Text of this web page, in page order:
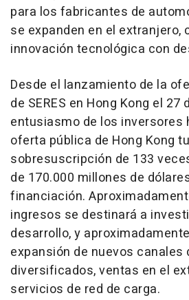
para los fabricantes de
se expanden en el extranjero,
innovación tecnológica con
Desde el lanzamiento de la
de SERES en Hong Kong el 27
entusiasmo de los inversores
oferta pública de Hong Kong
sobresuscripción de 133
de 170.000 millones de
financiación.
ingresos se destinará a
desarrollo, y
expansión de nuevos canales
diversificados, ventas en el
servicios de red de carga.